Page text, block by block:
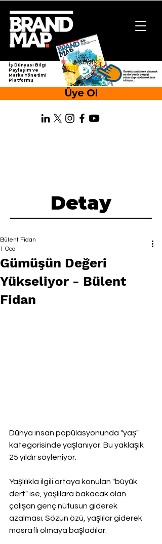
İş Dünyası Bilgi
Paylaşım ve
Marka Yönetimi
Platformu
Üye Ol
Detay
Gümüşün Değeri
Yükseliyor - Bülent
Fidan
Bülent Fidan
1 Oca
Dünya insan popülasyonunda "yaş"
kategorisinde yaşlanıyor. Bu yaklaşık
25 yıldır söyleniyor.
Yaşlılıkla ilgili ortaya konulan "büyük
dert" ise, yaşlılara bakacak olan
çalışan genç nüfusun giderek
azalması. Sözün özü, yaşlılar giderek
masraflı olmaya başladılar.